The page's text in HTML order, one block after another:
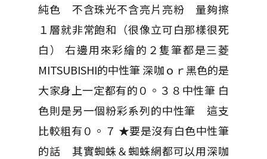
純色 不含珠光不含亮片亮粉 量夠擦
１層就非常飽和（很像立可白那樣很死
白） 右邊用來彩繪的２隻筆都是三菱
MITSUBISHI的中性筆 深咖ｏｒ黑色的是
大家身上一定都有的０。３８中性筆 白
色則是另一個粉彩系列的中性筆 這支
比較粗有０。７ ★要是沒有白色中性筆
的話 其實蜘蛛＆蜘蛛網都可以用深咖